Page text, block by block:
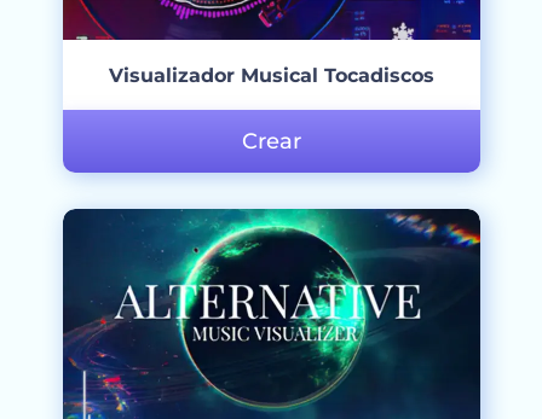
Visualizador Musical Tocadiscos
Crear